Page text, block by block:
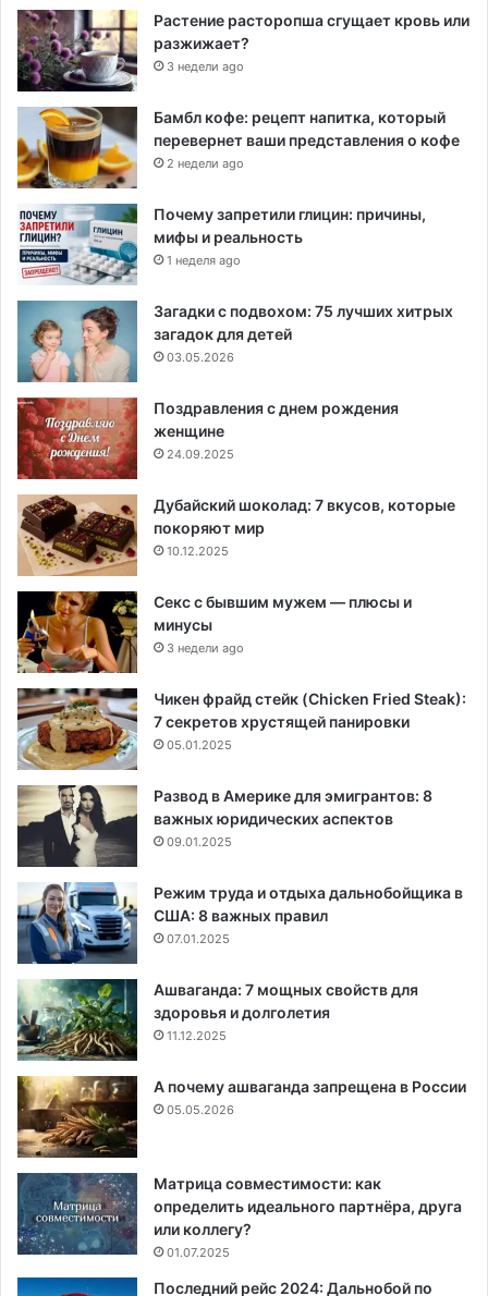
Растение расторопша сгущает кровь или
разжижает?
3 недели ago
Бамбл кофе: рецепт напитка, который
перевернет ваши представления о кофе
2 недели ago
Почему запретили глицин: причины,
мифы и реальность
1 неделя ago
Загадки с подвохом: 75 лучших хитрых
загадок для детей
03.05.2026
Поздравления с днем рождения
женщине
24.09.2025
Дубайский шоколад: 7 вкусов, которые
покоряют мир
10.12.2025
Секс с бывшим мужем — плюсы и
минусы
3 недели ago
Чикен фрайд стейк (Chicken Fried Steak):
7 секретов хрустящей панировки
05.01.2025
Развод в Америке для эмигрантов: 8
важных юридических аспектов
09.01.2025
Режим труда и отдыха дальнобойщика в
США: 8 важных правил
07.01.2025
Ашваганда: 7 мощных свойств для
здоровья и долголетия
11.12.2025
А почему ашваганда запрещена в России
05.05.2026
Матрица совместимости: как
определить идеального партнёра, друга
или коллегу?
01.07.2025
Последний рейс 2024: Дальнобой по